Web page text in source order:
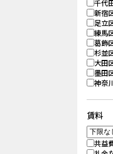
千代
新宿
足立
練馬
葛飾
杉並
大田
墨田
神奈
賃料
共益